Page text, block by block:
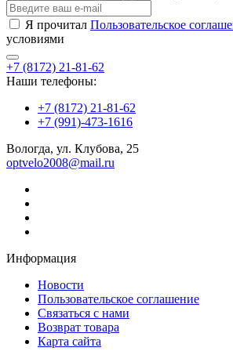
Я прочитал Пользовательское
условиями
+7 (8172) 21-81-62
Наши телефоны:
+7 (8172) 21-81-62
+7 (991)-473-1616
Вологда, ул. Клубова, 25
optvelo2008@mail.ru
Информация
Новости
Пользовательское соглашение
Связаться с нами
Возврат товара
Карта сайта